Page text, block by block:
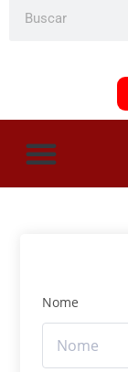
Nome